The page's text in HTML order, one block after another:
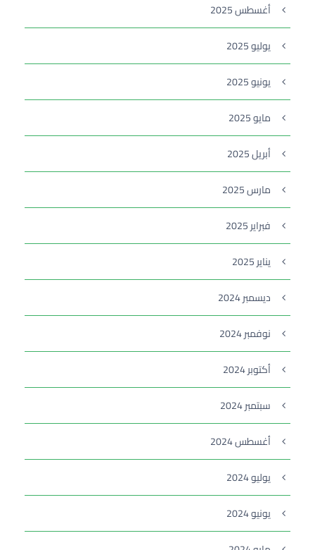
أغسطس 2025
يوليو 2025
يونيو 2025
مايو 2025
أبريل 2025
مارس 2025
فبراير 2025
يناير 2025
ديسمبر 2024
نوفمبر 2024
أكتوبر 2024
سبتمبر 2024
أغسطس 2024
يوليو 2024
يونيو 2024